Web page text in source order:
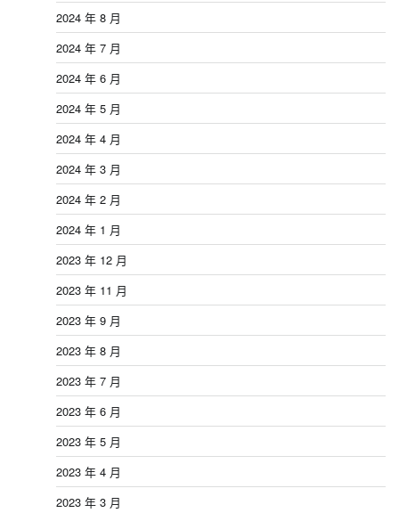
2024 年 8 月
2024 年 7 月
2024 年 6 月
2024 年 5 月
2024 年 4 月
2024 年 3 月
2024 年 2 月
2024 年 1 月
2023 年 12 月
2023 年 11 月
2023 年 9 月
2023 年 8 月
2023 年 7 月
2023 年 6 月
2023 年 5 月
2023 年 4 月
2023 年 3 月